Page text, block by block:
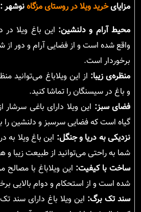
مزایایخرید ویلا در روستای مزگاهنوشهر :
محیط آرام و دلنشین: این باغ ویلا
واقع شده است و از فضایی آرام و دور
برخوردار است.
منظره‌ی زیبا: از این ویلاباغ می‌توانید
و باغ در سیسنگان را تماشا کنید.
فضای سبز: این ویلا دارای باغی
گیاه است که فضایی سرسبز و دلنشین را
نزدیکی به دریا و جنگل: این باغ ویلا
شما به راحتی می‌توانید از طبیعت زیبا و
ساخت با کیفیت: این ویلاباغ با
شده است و از استحکام و دوام بالایی
سند تک برگ: این ویلا باغ دارای